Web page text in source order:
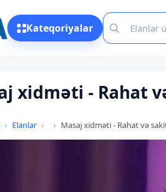
Kateqoriyalar
xidməti - Rahat
Elanlar Masaj xidməti - Rahat və